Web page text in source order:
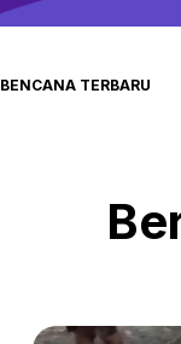
BENCANA TERBARU